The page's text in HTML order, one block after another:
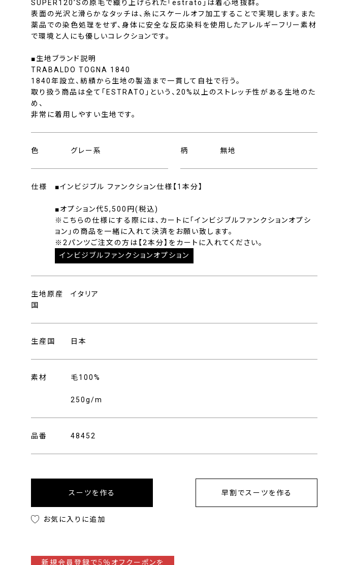
SUPER120’Sの原毛で織り上げられた「estrato」は着心地抜群。
表面の光沢と滑らかなタッチは、糸にスケールオフ加工することで実現します。また
薬品での染色処理をせず、身体に安全な反応染料を使用したアレルギーフリー素材
で環境と人にも優しいコレクションです。
■生地ブランド説明
TRABALDO TOGNA 1840
1840年設立、紡績から生地の製造まで一貫して自社で行う。
取り扱う商品は全て「ESTRATO」という、20%以上のストレッチ性がある生地のた
め、
非常に着用しやすい生地です。
色 グレー系 柄 無地
仕様 ■インビジブル ファンクション仕様【1本分】
■オプション代5,500円(税込)
※こちらの仕様にする際には、カートに「インビジブルファンクションオプシ
ョン」の商品を一緒に入れて決済をお願い致します。
※2パンツご注文の方は【2本分】をカートに入れてください。
インビジブルファンクションオプション
生地原産
国
イタリア
生産国 日本
素材 毛100%
250g/m
品番 48452
スーツを作る 早割でスーツを作る
お気に入りに追加
新規会員登録で5％オフクーポンを